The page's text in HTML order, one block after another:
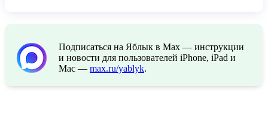
Подписаться на Яблык в Max — инструкции
и новости для пользователей iPhone, iPad и
Mac — max.ru/yablyk.